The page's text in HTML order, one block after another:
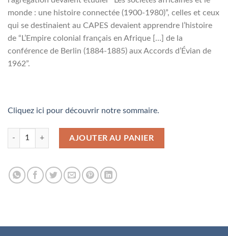
monde : une histoire connectée (1900-1980)”, celles et ceux
qui se destinaient au CAPES devaient apprendre l’histoire
de “L’Empire colonial français en Afrique […] de la
conférence de Berlin (1884-1885) aux Accords d’Évian de
1962”.
Cliquez ici pour découvrir notre sommaire.
quantité de N° 8165 - Mai 2025
AJOUTER AU PANIER